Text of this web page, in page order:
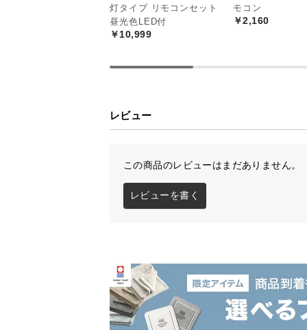
灯タイプ リモコンセット
昼光色LED付
￥10,999
モコン
￥2,160
レビュー
この商品のレビューはまだありません。
レビューを書く